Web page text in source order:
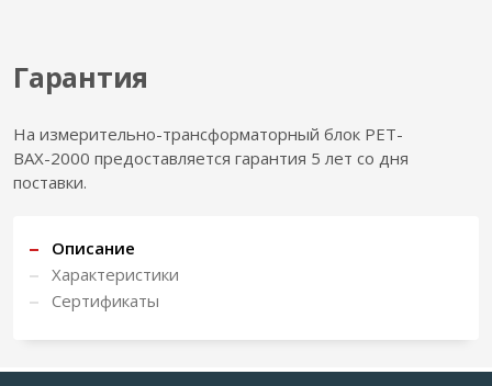
Гарантия
На измерительно-трансформаторный блок РЕТ-
ВАХ-2000 предоставляется гарантия 5 лет со дня
поставки.
Описание
Характеристики
Сертификаты